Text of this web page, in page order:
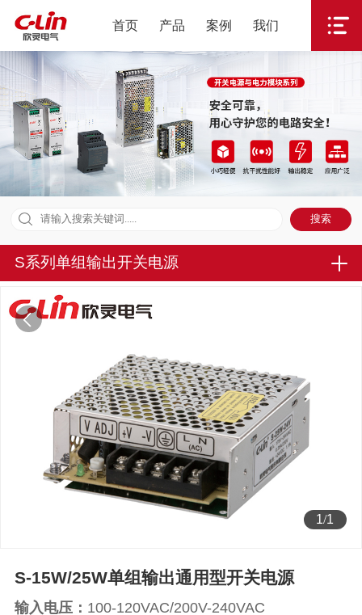
首页 产品 案例 我们
S系列单组输出开关电源
1/1
S-15W/25W单组输出通用型开关电源
输入电压： 100-120VAC/200V-240VAC